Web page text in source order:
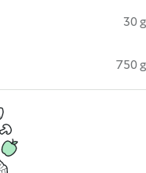
30 g
750 g